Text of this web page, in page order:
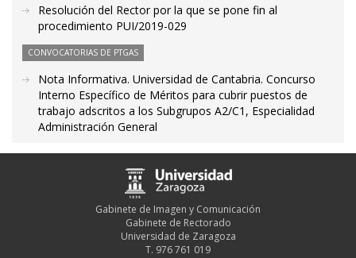
Resolución del Rector por la que se pone fin al
procedimiento PUI/2019-029
CONVOCATORIAS DE PTGAS
Nota Informativa. Universidad de Cantabria. Concurso
Interno Específico de Méritos para cubrir puestos de
trabajo adscritos a los Subgrupos A2/C1, Especialidad
Administración General
Gabinete de Imagen y Comunicación
Gabinete de Rectorado
Universidad de Zaragoza
T. 976 761 019